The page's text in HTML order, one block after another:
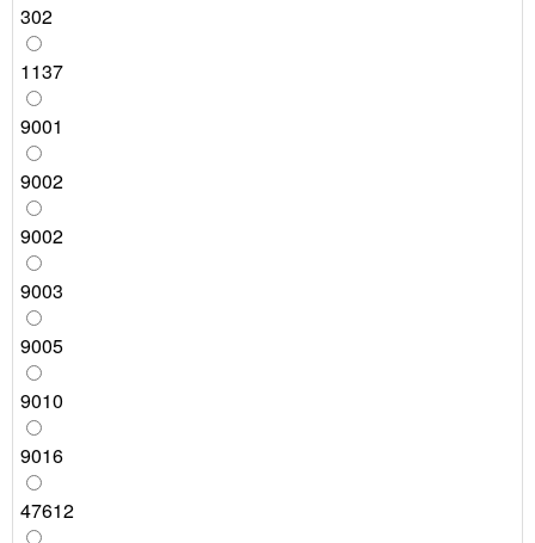
302
1137
9001
9002
9002
9003
9005
9010
9016
47612